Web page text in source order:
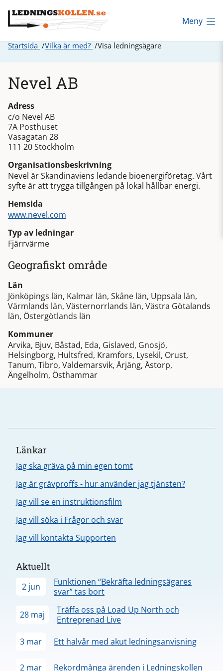
Meny
Startsida Vilka är med? Visa ledningsägare
Nevel AB
Adress
c/o Nevel AB
7A Posthuset
Vasagatan 28
111 20 Stockholm
Organisationsbeskrivning
Nevel är Skandinaviens ledande bioenergiföretag. Vårt
syfte är att trygga tillgången på lokal hållbar energi.
Hemsida
www.nevel.com
Typ av ledningar
Fjärrvärme
Geografiskt område
Län
Jönköpings län, Kalmar län, Skåne län, Uppsala län,
Värmlands län, Västernorrlands län, Västra Götalands
län, Östergötlands län
Kommuner
Arvika, Bjuv, Båstad, Eda, Gislaved, Gnosjö,
Helsingborg, Hultsfred, Kramfors, Lysekil, Orust,
Tanum, Tibro, Valdemarsvik, Årjäng, Åstorp,
Ängelholm, Östhammar
Länkar
Jag ska gräva på min egen tomt
Jag är grävproffs - hur använder jag tjänsten?
Jag vill se en instruktionsfilm
Jag vill söka i Frågor och svar
Jag vill kontakta Supporten
Aktuellt
2 jun
Funktionen “Bekräfta ledningsägares
svar” tas bort
28 maj
Träffa oss på Load Up North och
Entreprenad Live
3 mar
Ett halvår med akut ledningsanvisning
2 mar Rekordmånga ärenden i Ledningskollen